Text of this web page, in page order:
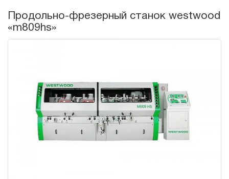
Продольно-фрезерный станок westwood
«m809hs»